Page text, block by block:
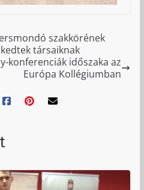
szakkörének
társaiknak
konferenciák időszaka az
Európa Kollégiumban